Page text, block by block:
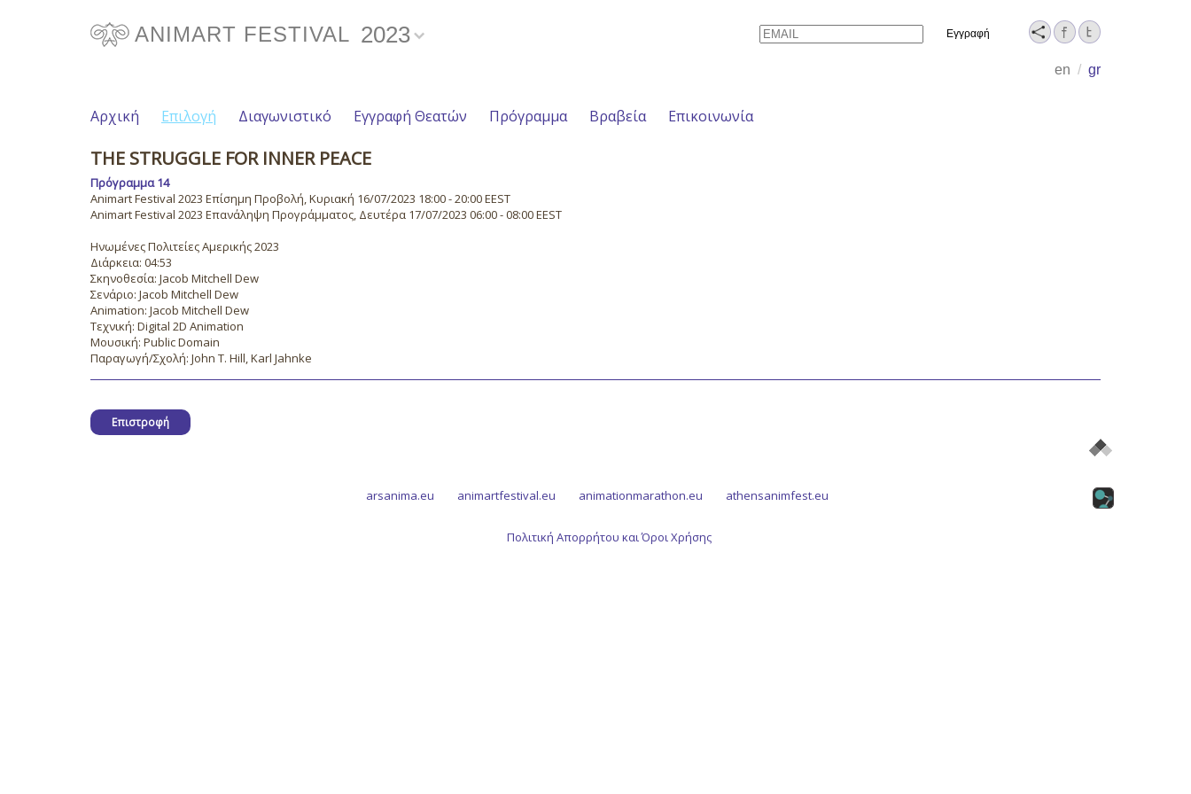
ANIMART FESTIVAL 2023
en / gr
Email Name
Αρχική Επιλογή Διαγωνιστικό Εγγραφή Θεατών Πρόγραμμα Βραβεία Επικοινωνία
THE STRUGGLE FOR INNER PEACE
Πρόγραμμα 14
Animart Festival 2023 Επίσημη Προβολή, Κυριακή 16/07/2023 18:00 - 20:00 EEST
Animart Festival 2023 Επανάληψη Προγράμματος, Δευτέρα 17/07/2023 06:00 - 08:00 EEST
Ηνωμένες Πολιτείες Αμερικής 2023
Διάρκεια: 04:53
Σκηνοθεσία: Jacob Mitchell Dew
Σενάριο: Jacob Mitchell Dew
Animation: Jacob Mitchell Dew
Τεχνική: Digital 2D Animation
Μουσική: Public Domain
Παραγωγή/Σχολή: John T. Hill, Karl Jahnke
Επιστροφή
arsanima.eu animartfestival.eu animationmarathon.eu athensanimfest.eu
Πολιτική Απορρήτου και Όροι Χρήσης